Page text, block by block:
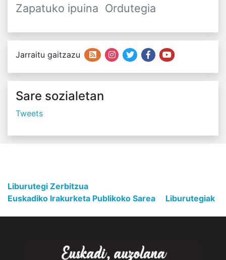
Zapatuko ipuina Ordutegia
Jarraitu gaitzazu
Sare sozialetan
Tweets
Liburutegi Zerbitzua
Euskadiko Irakurketa Publikoko Sarea
Liburutegiak